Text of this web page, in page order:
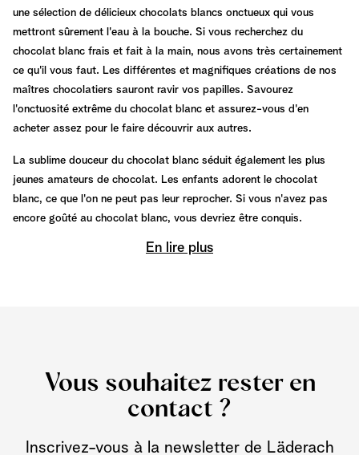
une sélection de délicieux chocolats blancs onctueux qui vous
mettront sûrement l'eau à la bouche. Si vous recherchez du
chocolat blanc frais et fait à la main, nous avons très certainement
ce qu'il vous faut. Les différentes et magnifiques créations de nos
maîtres chocolatiers sauront ravir vos papilles. Savourez
l'onctuosité extrême du chocolat blanc et assurez-vous d'en
acheter assez pour le faire découvrir aux autres.
La sublime douceur du chocolat blanc séduit également les plus
jeunes amateurs de chocolat. Les enfants adorent le chocolat
blanc, ce que l'on ne peut pas leur reprocher. Si vous n'avez pas
encore goûté au chocolat blanc, vous devriez être conquis.
En lire plus
Vous souhaitez rester en
contact ?
Inscrivez-vous à la newsletter de Läderach